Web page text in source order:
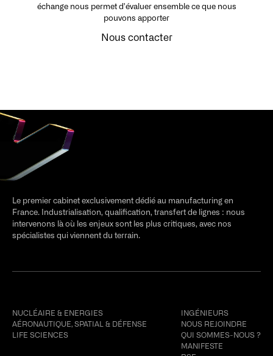
échange nous permet d'évaluer ensemble ce que nous
pouvons apporter
Nous contacter
Le premier cabinet exclusivement dédié au manufacturing en
France. Industrialisation, qualification, transfert de lignes : nous
intervenons là où les enjeux sont les plus critiques, avec nos
spécialistes qui viennent du terrain.
NUCLÉAIRE & ENERGIES
AÉRONAUTIQUE, SPATIAL & DÉFENSE
LIFE SCIENCES
INGÉNIEURS
NOUS REJOINDRE
QUI SOMMES-NOUS ?
MANIFESTE